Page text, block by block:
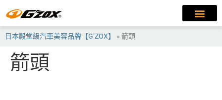
日本殿堂級汽車美容品牌【G’ZOX】 » 箭頭
箭頭